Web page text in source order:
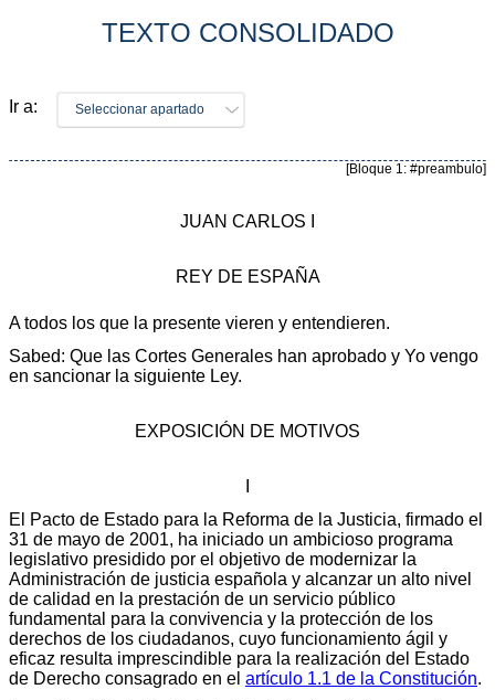
TEXTO CONSOLIDADO
Ir a: Seleccionar apartado
[Bloque 1: #preambulo]
JUAN CARLOS I
REY DE ESPAÑA
A todos los que la presente vieren y entendieren.
Sabed: Que las Cortes Generales han aprobado y Yo vengo
en sancionar la siguiente Ley.
EXPOSICIÓN DE MOTIVOS
El Pacto de Estado para la Reforma de la Justicia, firmado el
31 de mayo de 2001, ha iniciado un ambicioso programa
legislativo presidido por el objetivo de modernizar la
Administración de justicia española y alcanzar un alto nivel
de calidad en la prestación de un servicio público
fundamental para la convivencia y la protección de los
derechos de los ciudadanos, cuyo funcionamiento ágil y
eficaz resulta imprescindible para la realización del Estado
de Derecho consagrado en el artículo 1.1 de la Constitución.